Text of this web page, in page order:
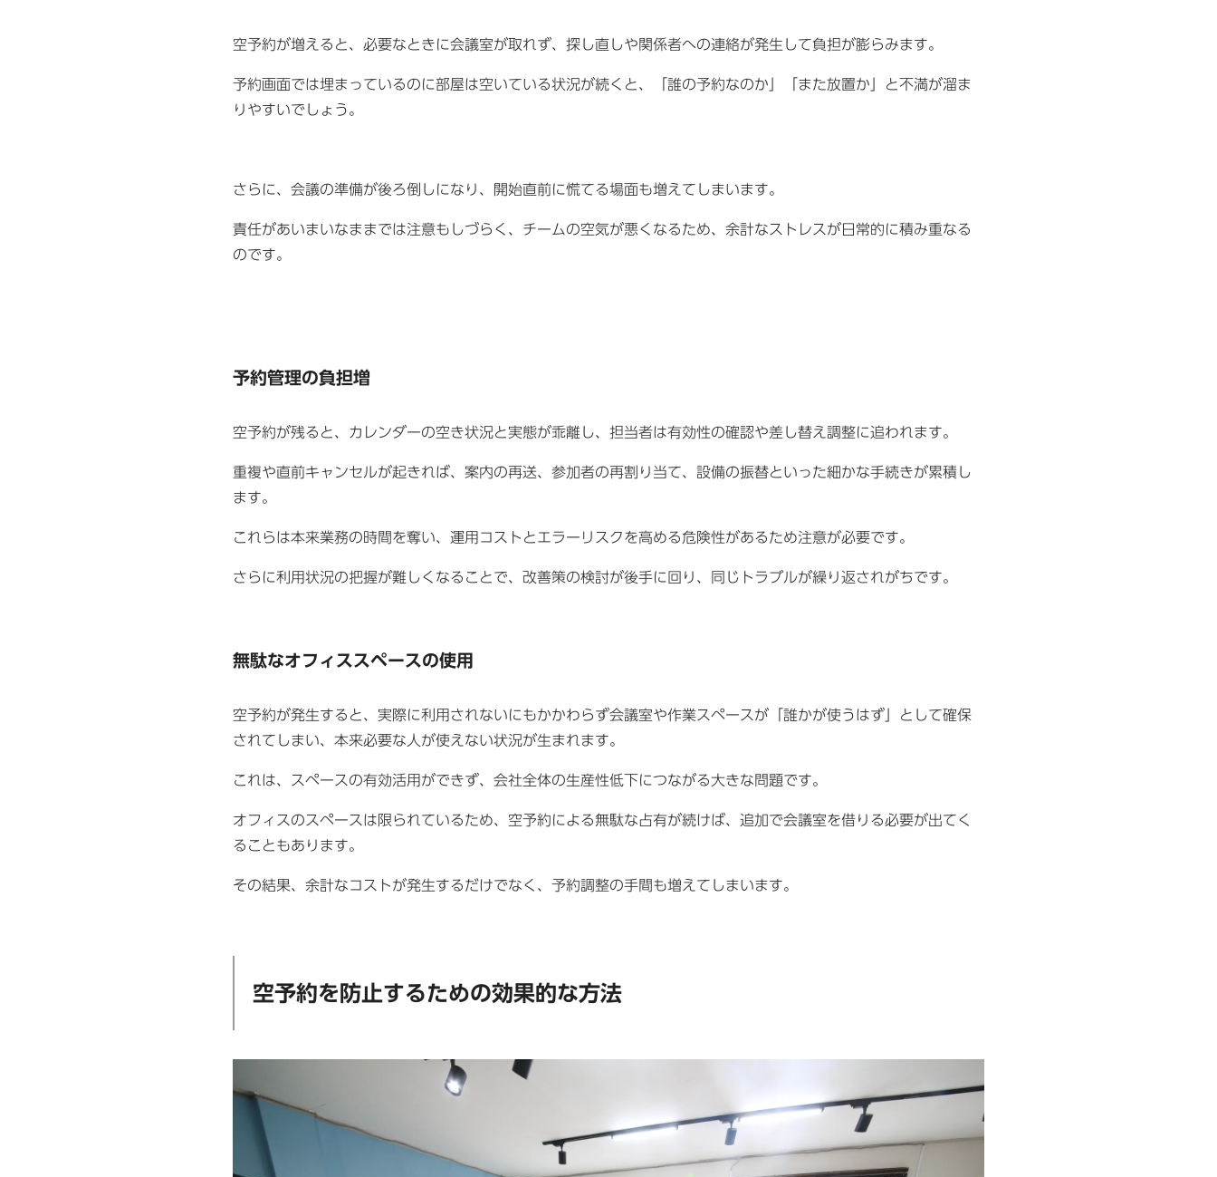
空予約が増えると、必要なときに会議室が取れず、探し直しや関係者への連絡が発生して負担が膨らみます。
予約画面では埋まっているのに部屋は空いている状況が続くと、「誰の予約なのか」「また放置か」と不満が溜ま
りやすいでしょう。
さらに、会議の準備が後ろ倒しになり、開始直前に慌てる場面も増えてしまいます。
責任があいまいなままでは注意もしづらく、チームの空気が悪くなるため、余計なストレスが日常的に積み重なる
のです。
予約管理の負担増
空予約が残ると、カレンダーの空き状況と実態が乖離し、担当者は有効性の確認や差し替え調整に追われます。
重複や直前キャンセルが起きれば、案内の再送、参加者の再割り当て、設備の振替といった細かな手続きが累積し
ます。
これらは本来業務の時間を奪い、運用コストとエラーリスクを高める危険性があるため注意が必要です。
さらに利用状況の把握が難しくなることで、改善策の検討が後手に回り、同じトラブルが繰り返されがちです。
無駄なオフィススペースの使用
空予約が発生すると、実際に利用されないにもかかわらず会議室や作業スペースが「誰かが使うはず」として確保
されてしまい、本来必要な人が使えない状況が生まれます。
これは、スペースの有効活用ができず、会社全体の生産性低下につながる大きな問題です。
オフィスのスペースは限られているため、空予約による無駄な占有が続けば、追加で会議室を借りる必要が出てく
ることもあります。
その結果、余計なコストが発生するだけでなく、予約調整の手間も増えてしまいます。
空予約を防止するための効果的な方法